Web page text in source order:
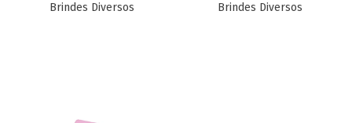
Brindes Diversos
Brindes Diversos